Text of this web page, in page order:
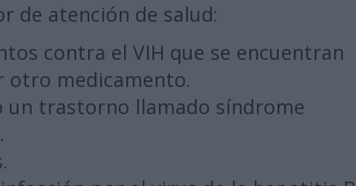
de atención de salud:
contra el VIH que se encuentran
otro medicamento.
un trastorno llamado síndrome